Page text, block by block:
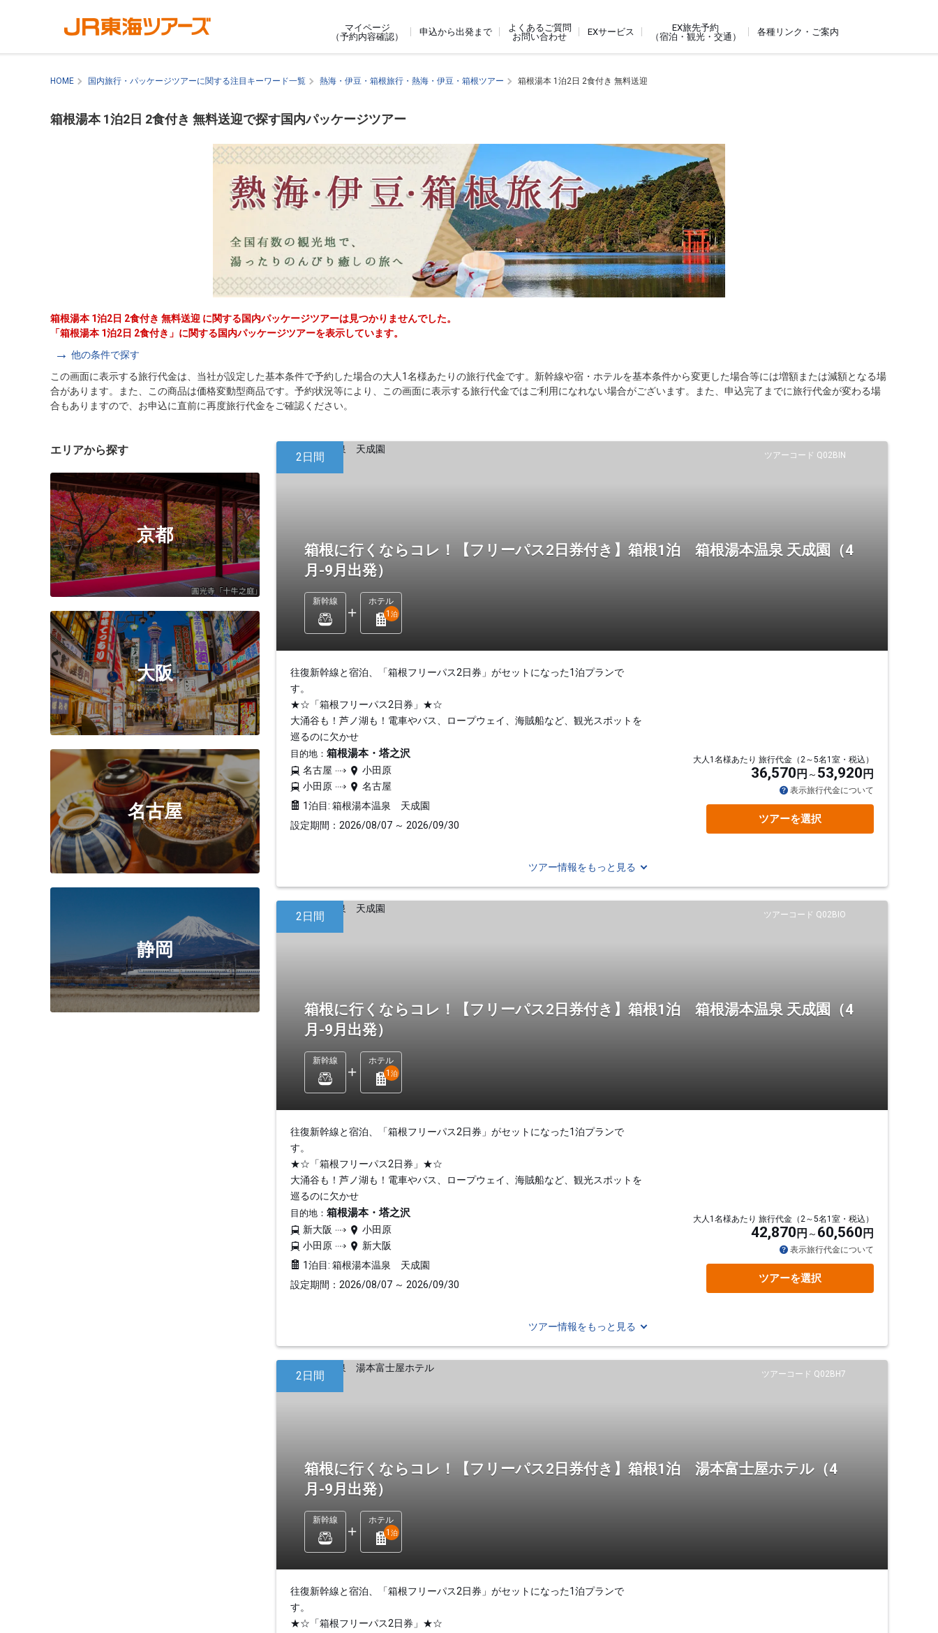
マイページ
（予約内容確認）
申込から出発まで
よくあるご質問
お問い合わせ
EXサービス
EX旅先予約
（宿泊・観光・交通）
各種リンク・ご案内
HOME 国内旅行・パッケージツアーに関する注目キーワード一覧 熱海・伊豆・箱根旅行・熱海・伊豆・箱根ツアー 箱根湯本 1泊2日 2食付き 無料送迎
箱根湯本 1泊2日 2食付き 無料送迎で探す国内パッケージツアー
箱根湯本 1泊2日 2食付き 無料送迎 に関する国内パッケージツアーは見つかりませんでした。
「箱根湯本 1泊2日 2食付き」に関する国内パッケージツアーを表示しています。
他の条件で探す
この画面に表示する旅行代金は、当社が設定した基本条件で予約した場合の大人1名様あたりの旅行代金です。新幹線や宿・ホテルを基本条件から変更した場合等には増額または減額となる場
合があります。また、この商品は価格変動型商品です。予約状況等により、この画面に表示する旅行代金ではご利用になれない場合がございます。また、申込完了までに旅行代金が変わる場
合もありますので、お申込に直前に再度旅行代金をご確認ください。
エリアから探す
京都
大阪
名古屋
静岡
ツアーコード Q02BIN
2日間
箱根に行くならコレ！【フリーパス2日券付き】箱根1泊 箱根湯本温泉 天成園（4
月-9月出発）
新幹線
ホテル
1 泊
往復新幹線と宿泊、「箱根フリーパス2日券」がセットになった1泊プランで
す。
★☆「箱根フリーパス2日券」★☆
大涌谷も！芦ノ湖も！電車やバス、ロープウェイ、海賊船など、観光スポットを
巡るのに欠かせ
目的地： 箱根湯本・塔之沢
名古屋
小田原
小田原
名古屋
1泊目: 箱根湯本温泉 天成園
設定期間：2026/08/07 ～ 2026/09/30
大人1名様あたり 旅行代金（2～5名1室・税込）
36,570 円 53,920 円
表示旅行代金について
ツアーを選択
ツアー情報をもっと見る
ツアーコード Q02BIO
2日間
箱根に行くならコレ！【フリーパス2日券付き】箱根1泊 箱根湯本温泉 天成園（4
月-9月出発）
新幹線
ホテル
1 泊
往復新幹線と宿泊、「箱根フリーパス2日券」がセットになった1泊プランで
す。
★☆「箱根フリーパス2日券」★☆
大涌谷も！芦ノ湖も！電車やバス、ロープウェイ、海賊船など、観光スポットを
巡るのに欠かせ
目的地： 箱根湯本・塔之沢
新大阪
小田原
小田原
新大阪
1泊目: 箱根湯本温泉 天成園
設定期間：2026/08/07 ～ 2026/09/30
大人1名様あたり 旅行代金（2～5名1室・税込）
42,870 円 60,560 円
表示旅行代金について
ツアーを選択
ツアー情報をもっと見る
ツアーコード Q02BH7
2日間
箱根に行くならコレ！【フリーパス2日券付き】箱根1泊 湯本富士屋ホテル（4
月-9月出発）
新幹線
ホテル
1 泊
往復新幹線と宿泊、「箱根フリーパス2日券」がセットになった1泊プランで
す。
★☆「箱根フリーパス2日券」★☆